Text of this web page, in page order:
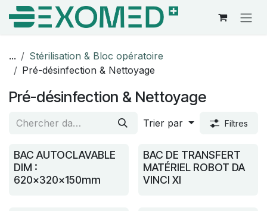
Se rendre au contenu
...
Stérilisation & Bloc opératoire
Pré-désinfection & Nettoyage
Pré-désinfection & Nettoyage
Trier par Filtres
BAC AUTOCLAVABLE
DIM :
620x320x150mm
BAC DE TRANSFERT
MATÉRIEL ROBOT DA
VINCI XI